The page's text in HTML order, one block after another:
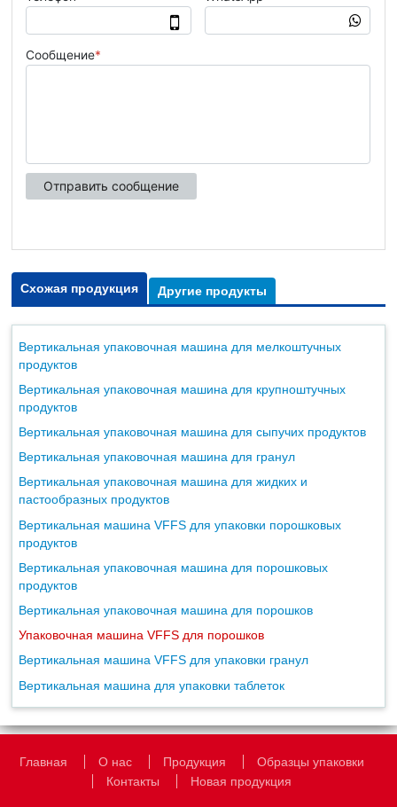
Схожая продукция Другие продукты
Вертикальная упаковочная машина для мелкоштучных
продуктов
Вертикальная упаковочная машина для крупноштучных
продуктов
Вертикальная упаковочная машина для сыпучих продуктов
Вертикальная упаковочная машина для гранул
Вертикальная упаковочная машина для жидких и
пастообразных продуктов
Вертикальная машина VFFS для упаковки порошковых
продуктов
Вертикальная упаковочная машина для порошковых
продуктов
Вертикальная упаковочная машина для порошков
Упаковочная машина VFFS для порошков
Вертикальная машина VFFS для упаковки гранул
Вертикальная машина для упаковки таблеток
Главная О нас Продукция
Образцы упаковки
Контакты
Новая продукция